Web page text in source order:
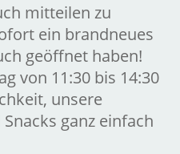
mitteilen zu
ein brandneues
geöffnet haben!
von 11:30 bis 14:30
unsere
ganz einfach